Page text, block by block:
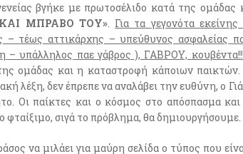
βγήκε με πρωτοσέλιδο κατά της ομάδας
ΜΠΡΑΒΟ ΤΟΥ». Για τα γεγονότα
– τέως αττικάρχης – υπεύθυνος ασφαλείας
– υπάλληλος παε γάβρος ), ΓΑΒΡΟΥ, κουβέντα!!!
ομάδας και η καταστροφή κάποιων
λέξη, δεν έπρεπε να αναλάβει την ευθύνη, ο
Οι παίκτες και ο κόσμος στο απόσπασμα
φταίξιμο, σιγά το πρόβλημα, θα δημιουργήσουμε.
να μιλάει για μαύρη σελίδα ο τύπος που